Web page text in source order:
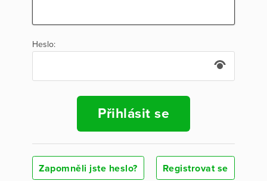
Heslo:
Přihlásit se
Zapomněli jste heslo? Registrovat se